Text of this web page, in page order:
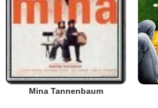
Mina Tannenbaum